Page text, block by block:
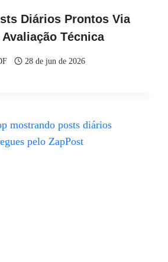
Diários Prontos Via
Técnica
28 de jun de 2026